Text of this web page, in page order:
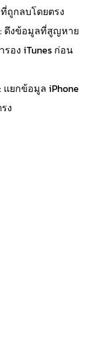
กลบโดยตรง
ดึงข้อมูลที่สูญหาย
อง iTunes ก่อน
ยกข้อมูล iPhone
ง